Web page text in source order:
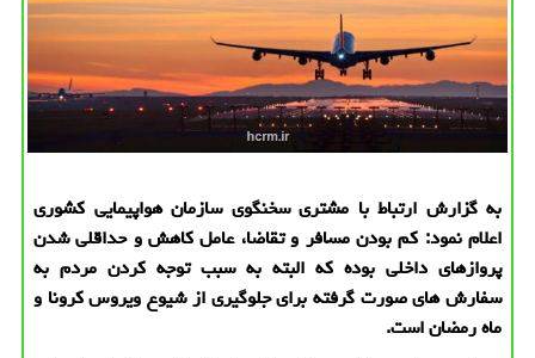
به گزارش ارتباط با مشتری سخنگوی سازمان هواپیمایی كشوری
اعلام نمود: كم بودن مسافر و تقاضا، عامل كاهش و حداقلی شدن
پروازهای داخلی بوده كه البته به سبب توجه كردن مردم به
سفارش های صورت گرفته برای جلوگیری از شیوع ویروس كرونا و
ماه رمضان است.